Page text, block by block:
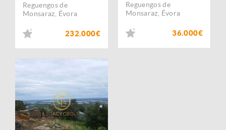
Reguengos de
Monsaraz Évora
232.000€
Reguengos de
Monsaraz Évora
36.000€